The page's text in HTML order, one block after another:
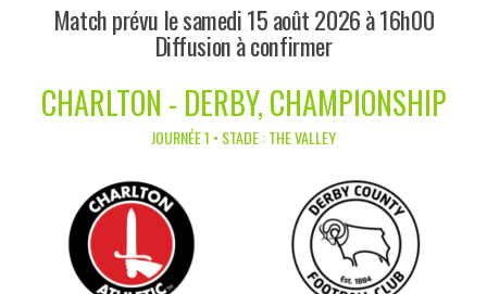
Match prévu le samedi 15 août 2026 à 16h00
Diffusion à confirmer
CHARLTON - DERBY, CHAMPIONSHIP
JOURNÉE 1 • STADE : THE VALLEY